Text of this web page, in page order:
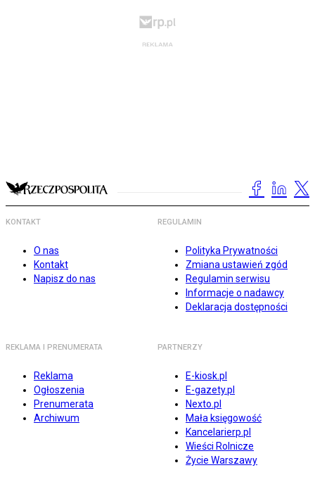
KONTAKT
O nas
Kontakt
Napisz do nas
REGULAMIN
Polityka Prywatności
Zmiana ustawień zgód
Regulamin serwisu
Informacje o nadawcy
Deklaracja dostępności
REKLAMA I PRENUMERATA
Reklama
Ogłoszenia
Prenumerata
Archiwum
PARTNERZY
E-kiosk.pl
E-gazety.pl
Nexto.pl
Mała księgowość
Kancelarierp.pl
Wieści Rolnicze
Życie Warszawy